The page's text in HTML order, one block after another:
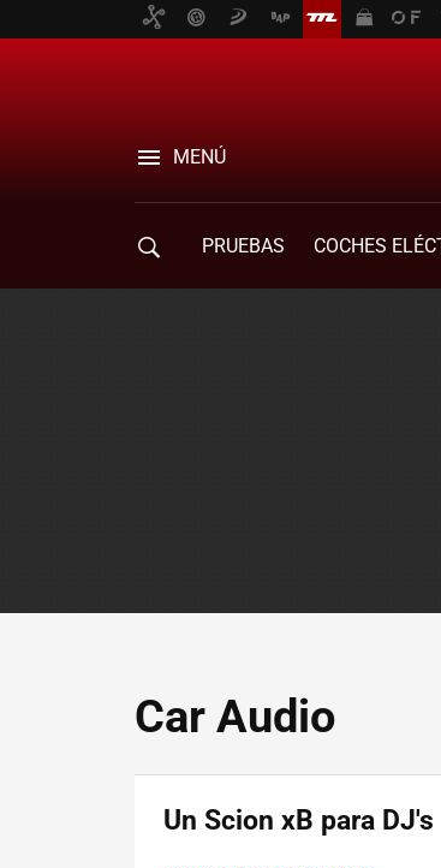
MENÚ
PRUEBAS COCHES
Car Audio
Un Scion xB para DJ's